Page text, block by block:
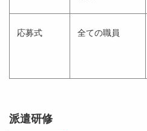
応募式 全ての職員
派遣研修